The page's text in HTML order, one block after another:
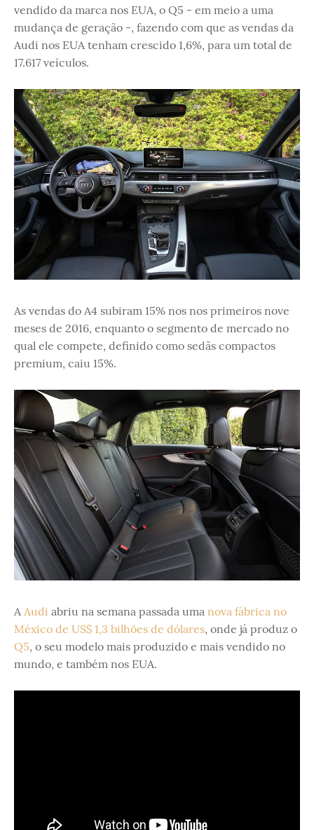
vendido da marca nos EUA, o Q5 - em meio a uma
mudança de geração -, fazendo com que as vendas da
Audi nos EUA tenham crescido 1,6%, para um total de
17.617 veículos.
As vendas do A4 subiram 15% nos nos primeiros nove
meses de 2016, enquanto o segmento de mercado no
qual ele compete, definido como sedãs compactos
premium, caiu 15%.
A Audi abriu na semana passada uma nova fábrica no
México de US$ 1,3 bilhões de dólares, onde já produz o
Q5, o seu modelo mais produzido e mais vendido no
mundo, e também nos EUA.